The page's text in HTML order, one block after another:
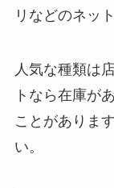
リなどのネッ
人気な種類は
トなら在庫が
ことがありま
い。